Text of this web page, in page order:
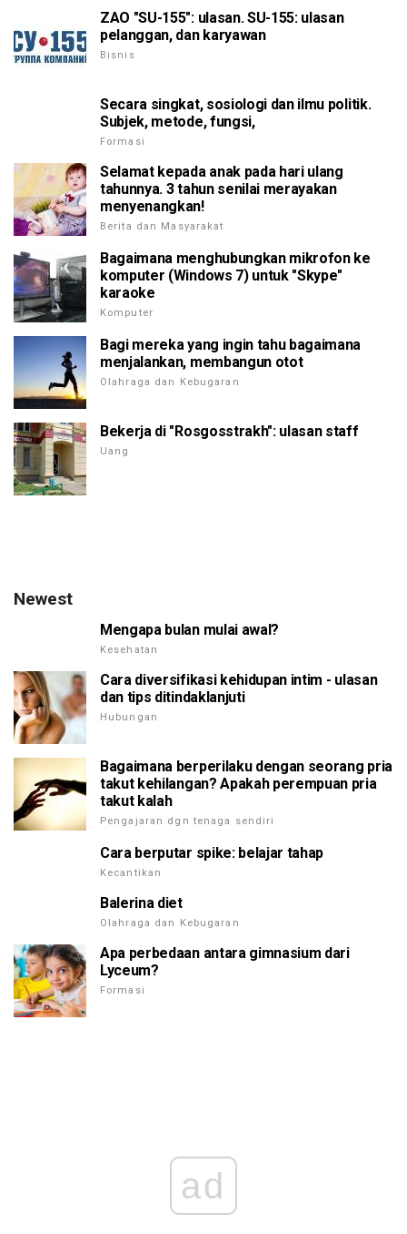
ZAO "SU-155": ulasan. SU-155: ulasan
pelanggan, dan karyawan
Bisnis
Secara singkat, sosiologi dan ilmu politik.
Subjek, metode, fungsi,
Formasi
Selamat kepada anak pada hari ulang
tahunnya. 3 tahun senilai merayakan
menyenangkan!
Berita dan Masyarakat
Bagaimana menghubungkan mikrofon ke
komputer (Windows 7) untuk "Skype"
karaoke
Komputer
Bagi mereka yang ingin tahu bagaimana
menjalankan, membangun otot
Olahraga dan Kebugaran
Bekerja di "Rosgosstrakh": ulasan staff
Uang
Newest
Mengapa bulan mulai awal?
Kesehatan
Cara diversifikasi kehidupan intim - ulasan
dan tips ditindaklanjuti
Hubungan
Bagaimana berperilaku dengan seorang pria
takut kehilangan? Apakah perempuan pria
takut kalah
Pengajaran dgn tenaga sendiri
Cara berputar spike: belajar tahap
Kecantikan
Balerina diet
Olahraga dan Kebugaran
Apa perbedaan antara gimnasium dari
Lyceum?
Formasi
ad